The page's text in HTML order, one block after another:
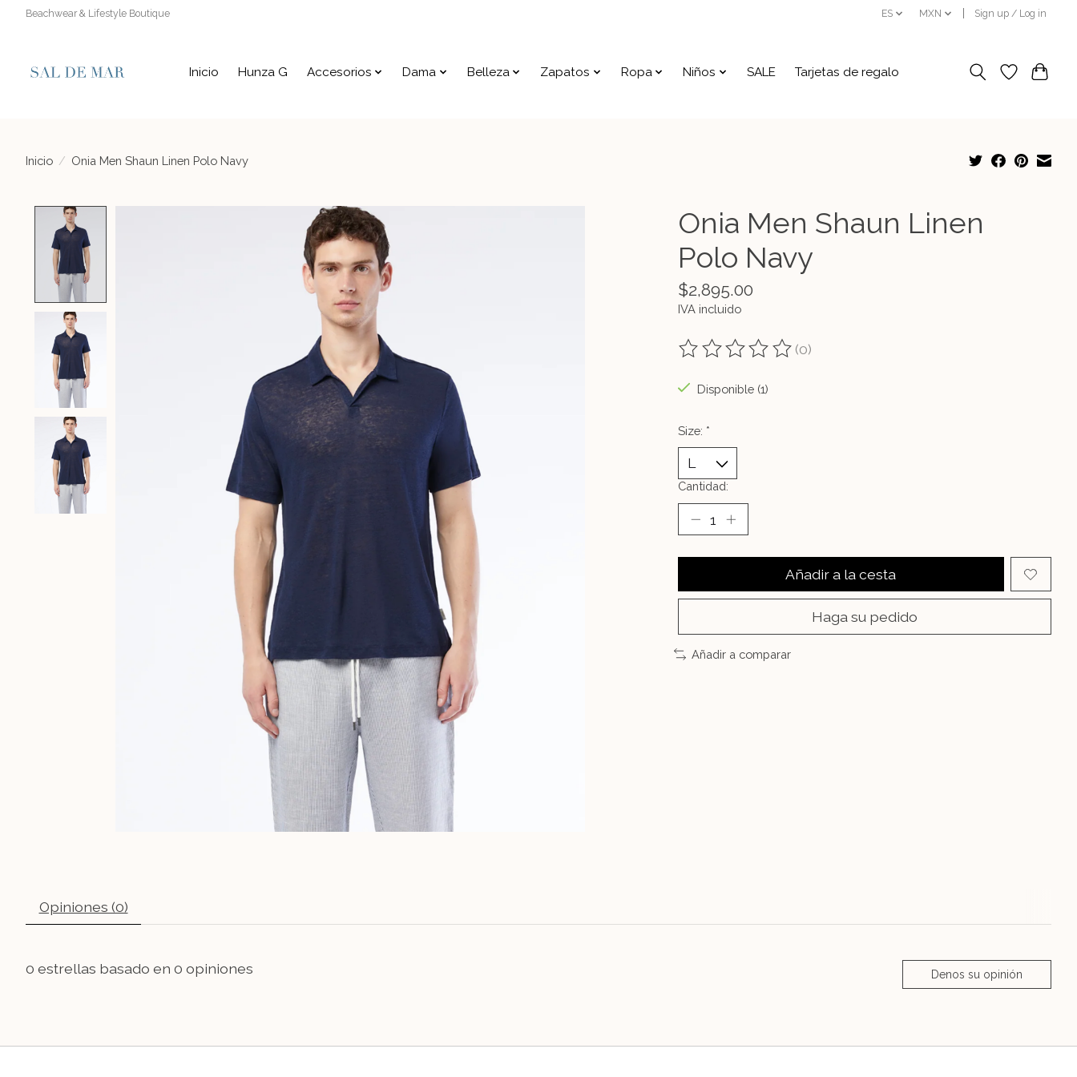
Beachwear & Lifestyle Boutique ES MXN Sign up / Log in
Inicio Hunza G Accesorios Dama Belleza Zapatos Ropa Niños SALE Tarjetas de regalo
Inicio / Onia Men Shaun Linen Polo Navy
Product image slideshow Items
Onia Men Shaun Linen
Polo Navy
$2,895.00
IVA incluido
The rating of this product is
(0)
Disponible (1)
Size: *
Cantidad:
Añadir a la cesta
Haga su pedido
Añadir a comparar
Opiniones (0)
0 estrellas basado en 0 opiniones Denos su opinión